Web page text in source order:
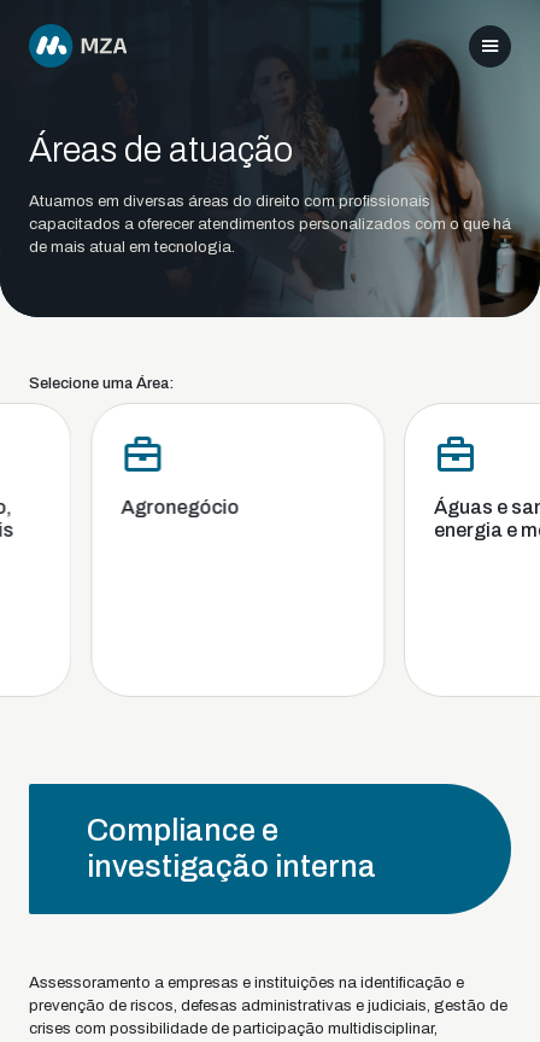
Áreas de atuação
Atuamos em diversas áreas do direito com profissionais
capacitados a oferecer atendimentos personalizados com o que há
de mais atual em tecnologia.
Selecione uma Área:
Agronegócio
Águas e
energia e
Compliance e
investigação interna
Assessoramento a empresas e instituições na identificação e
prevenção de riscos, defesas administrativas e judiciais, gestão de
crises com possibilidade de participação multidisciplinar,